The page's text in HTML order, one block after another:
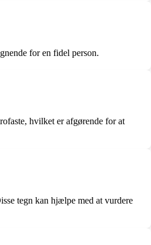
for en fidel person.
hvilket er afgørende for at
tegn kan hjælpe med at vurdere